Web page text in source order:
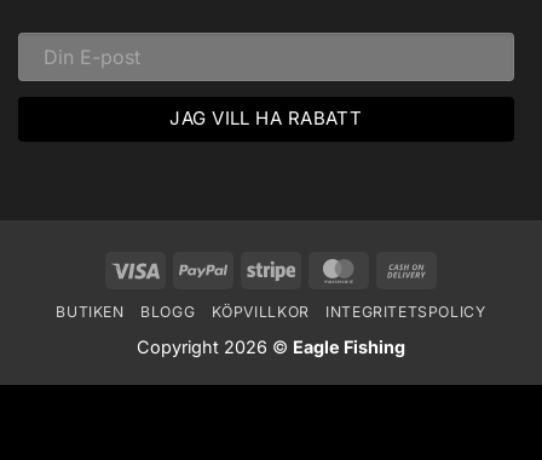
Visa PayPal Stripe MasterCard
Delivery
BUTIKEN BLOGG KÖPVILLKOR INTEGRITETSPOLICY
Copyright 2026 © Eagle Fishing